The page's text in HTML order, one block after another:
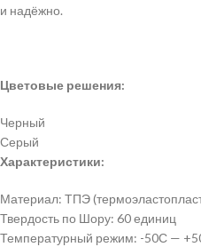
и надёжно.
Цветовые решения:
Черный
Серый
Характеристики:
Материал: ТПЭ
Твердость по Шору: 60 единиц
Температурный режим: -50С —